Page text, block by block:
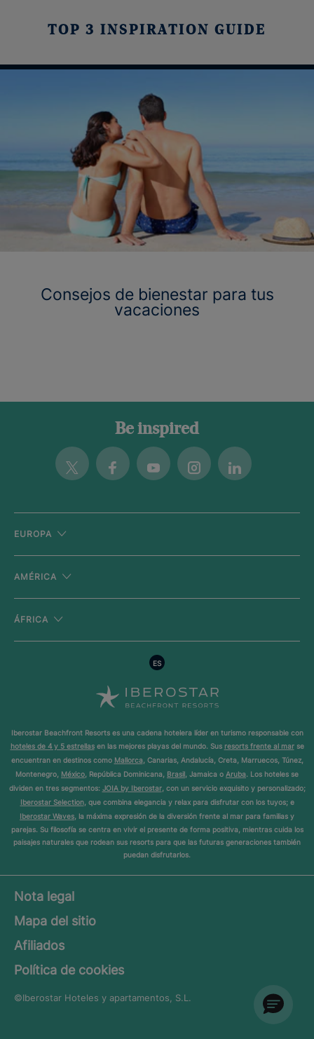
TOP 3 INSPIRATION GUIDE
Consejos de bienestar para tus
vacaciones
Be inspired
Twitter FacebookYoutubeInstagramLinkedin
EUROPA
AMÉRICA
ÁFRICA
ES
Iberostar Beachfront Resorts es una cadena hotelera líder en turismo responsable con
hoteles de 4 y 5 estrellasen las mejores playas del mundo. Sus resorts frente al marse
encuentran en destinos como Mallorca, Canarias, Andalucía, Creta, Marruecos, Túnez,
Montenegro, México, República Dominicana, Brasil, Jamaica o Aruba. Los hoteles se
dividen en tres segmentos: JOIA by Iberostar, con un servicio exquisito y personalizado;
Iberostar Selection, que combina elegancia y relax para disfrutar con los tuyos; e
Iberostar Waves, la máxima expresión de la diversión frente al mar para familias y
parejas. Su filosofía se centra en vivir el presente de forma positiva, mientras cuida los
paisajes naturales que rodean sus resorts para que las futuras generaciones también
puedan disfrutarlos.
Nota legal
Mapa del sitio
Afiliados
Política de cookies
©Iberostar Hoteles y apartamentos, S.L.